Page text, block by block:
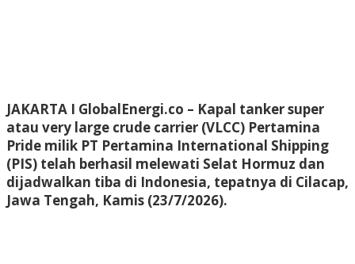
JAKARTA I GlobalEnergi.co – Kapal tanker super
atau very large crude carrier (VLCC) Pertamina
Pride milik PT Pertamina International Shipping
(PIS) telah berhasil melewati Selat Hormuz dan
dijadwalkan tiba di Indonesia, tepatnya di Cilacap,
Jawa Tengah, Kamis (23/7/2026).